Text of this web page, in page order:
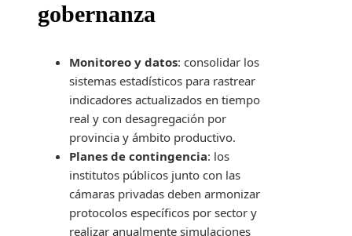
gobernanza
Monitoreo y datos: consolidar los
sistemas estadísticos para rastrear
indicadores actualizados en tiempo
real y con desagregación por
provincia y ámbito productivo.
Planes de contingencia: los
institutos públicos junto con las
cámaras privadas deben armonizar
protocolos específicos por sector y
realizar anualmente simulaciones